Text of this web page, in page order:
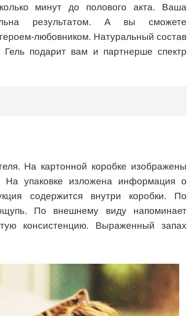
минут до полового акта. Ваша
результатом. А вы сможете
любовником. Натуральный состав
подарит вам и партнерше спектр
На картонной коробке изображены
упаковке изложена информация о
содержится внутри коробки. По
По внешнему виду напоминает
консистенцию. Выраженный запах